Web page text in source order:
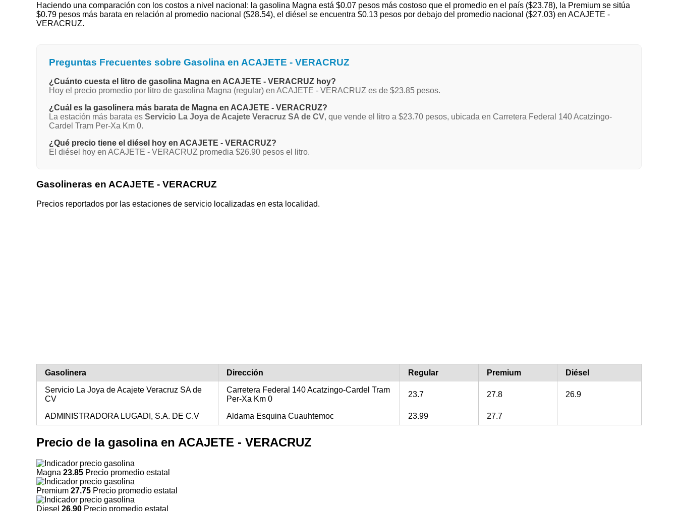
Haciendo una comparación con los costos a nivel nacional: la gasolina Magna está $0.07 pesos más costoso que el promedio en el país ($23.78), la Premium se sitúa
$0.79 pesos más barata en relación al promedio nacional ($28.54), el diésel se encuentra $0.13 pesos por debajo del promedio nacional ($27.03) en ACAJETE -
VERACRUZ.
Preguntas Frecuentes sobre Gasolina en ACAJETE - VERACRUZ
¿Cuánto cuesta el litro de gasolina Magna en ACAJETE - VERACRUZ hoy?
Hoy el precio promedio por litro de gasolina Magna (regular) en ACAJETE - VERACRUZ es de $23.85 pesos.
¿Cuál es la gasolinera más barata de Magna en ACAJETE - VERACRUZ?
La estación más barata es Servicio La Joya de Acajete Veracruz SA de CV, que vende el litro a $23.70 pesos, ubicada en Carretera Federal 140 Acatzingo-
Cardel Tram Per-Xa Km 0.
¿Qué precio tiene el diésel hoy en ACAJETE - VERACRUZ?
El diésel hoy en ACAJETE - VERACRUZ promedia $26.90 pesos el litro.
Gasolineras en ACAJETE - VERACRUZ
Precios reportados por las estaciones de servicio localizadas en esta localidad.
Gasolinera Dirección Regular Premium
Diésel
Servicio La Joya de Acajete Veracruz SA de
CV
Carretera Federal 140 Acatzingo-Cardel Tram
Per-Xa Km 0
23.7 27.8 26.9
ADMINISTRADORA LUGADI, S.A. DE C.V Aldama Esquina Cuauhtemoc 23.99 27.7
Precio de la gasolina en ACAJETE - VERACRUZ
Magna 23.85 Precio promedio estatal
Premium 27.75 Precio promedio estatal
Diesel 26.90 Precio promedio estatal